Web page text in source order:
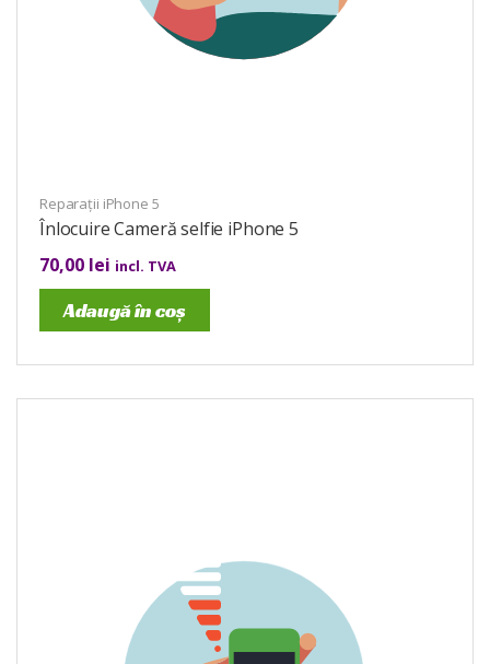
Reparații iPhone 5
Înlocuire Cameră selfie iPhone 5
70,00 lei incl. TVA
Adaugă în coș